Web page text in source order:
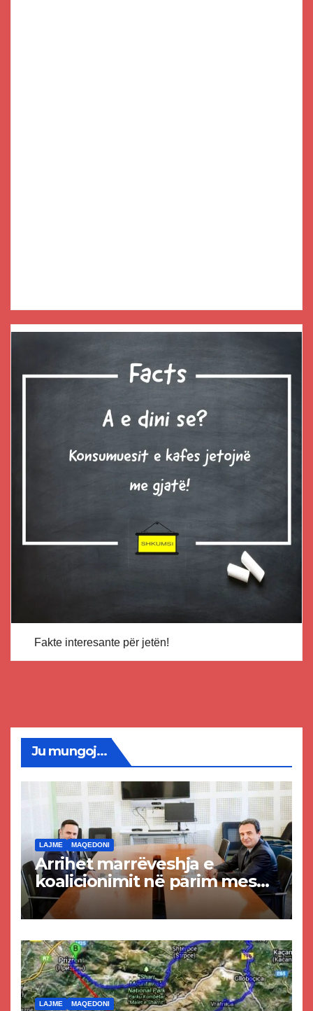
Fakte interesante për jetën!
Ju mungoj...
LAJME MAQEDONI
Arrihet marrëveshja e
koalicionimit në parim mes
Kurtit dhe Abdixhikut
LAJME MAQEDONI